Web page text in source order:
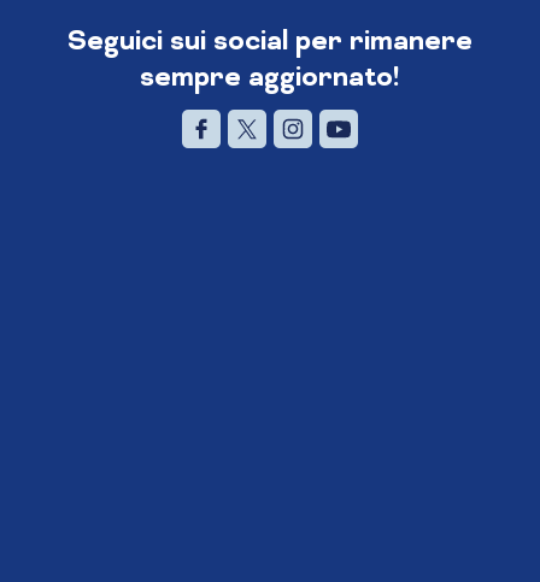
Seguici sui social per rimanere
sempre aggiornato!